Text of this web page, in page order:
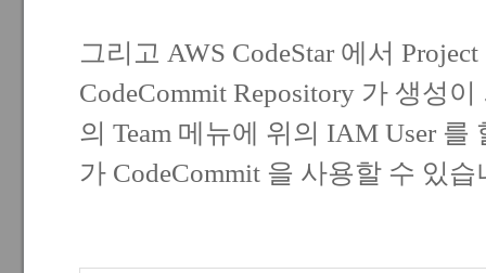
그리고 AWS CodeStar 에서
CodeCommit Repository 가 생성
의 Team 메뉴에 위의 IAM User 를
가 CodeCommit 을 사용할 수 있